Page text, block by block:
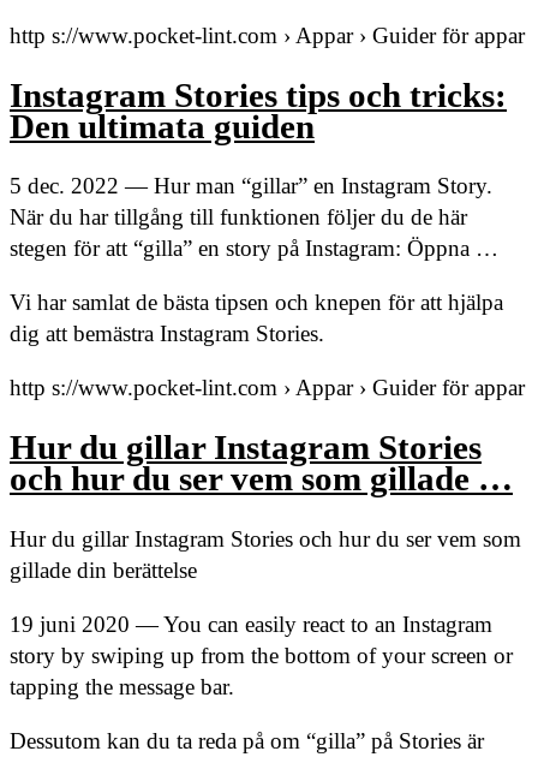
http s://www.pocket-lint.com › Appar › Guider för appar
Instagram Stories tips och tricks:
Den ultimata guiden
5 dec. 2022 — Hur man “gillar” en Instagram Story.
När du har tillgång till funktionen följer du de här
stegen för att “gilla” en story på Instagram: Öppna …
Vi har samlat de bästa tipsen och knepen för att hjälpa
dig att bemästra Instagram Stories.
http s://www.pocket-lint.com › Appar › Guider för appar
Hur du gillar Instagram Stories
och hur du ser vem som gillade …
Hur du gillar Instagram Stories och hur du ser vem som
gillade din berättelse
19 juni 2020 — You can easily react to an Instagram
story by swiping up from the bottom of your screen or
tapping the message bar.
Dessutom kan du ta reda på om “gilla” på Stories är